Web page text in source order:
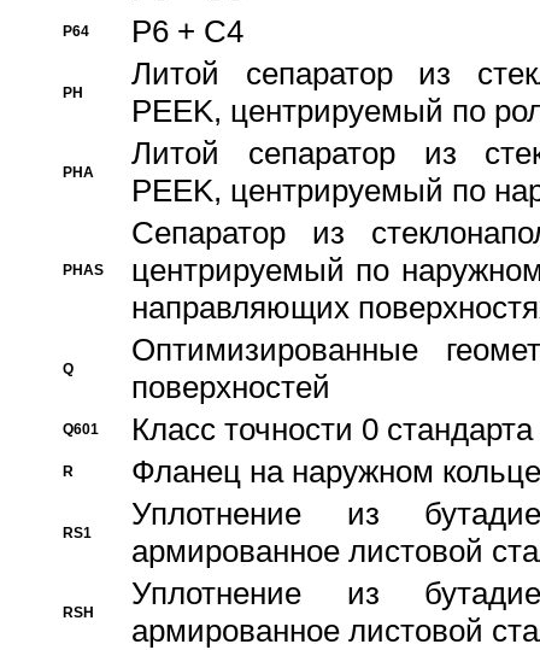
P64 P6 + C4
PH
Литой сепаратор из
PEEK, центрируемый по
PHA
Литой сепаратор из
PEEK, центрируемый по
PHAS
Сепаратор из
центрируемый по
направляющих
Q
Оптимизированные
поверхностей
Q601 Класс точности 0
R Фланец на наружном кольце
RS1
Уплотнение из
армированное листовой
RSH
Уплотнение из
армированное листовой